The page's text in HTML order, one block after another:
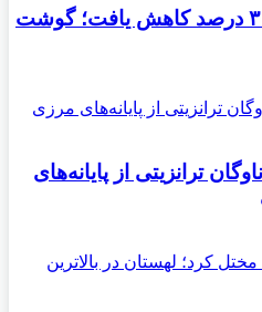
قیمت گوسفند زنده ۳۰ درصد کاهش یافت؛ گوشت
ناوگان ترانزیتی از پایانه‌های